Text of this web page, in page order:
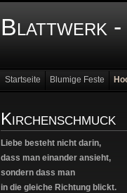
Blattwerk -
Startseite Blumige Feste
Kirchenschmuck
Liebe besteht nicht darin,
dass man einander ansieht,
sondern dass man
in die gleiche Richtung blickt.